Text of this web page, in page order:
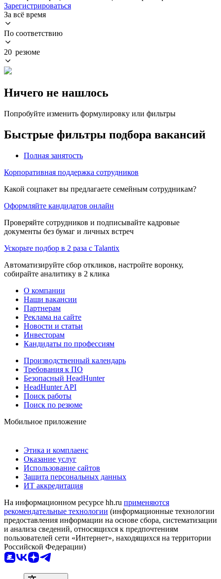
Зарегистрироваться
За всё время
По соответствию
20 резюме
Ничего не нашлось
Попробуйте изменить формулировку или фильтры
Быстрые фильтры подбора вакансий
Полная занятость
Корпоративная поддержка сотрудников
Какой соцпакет вы предлагаете семейным сотрудникам?
Оформляйте кандидатов онлайн
Проверяйте сотрудников и подписывайте кадровые
документы без бумаг и личных встреч
Ускорьте подбор в 2 раза с Talantix
Автоматизируйте сбор откликов, настройте воронку,
собирайте аналитику в 2 клика
О компании
Наши вакансии
Партнерам
Реклама на сайте
Новости и статьи
Инвесторам
Кандидаты по профессиям
Производственный календарь
Требования к ПО
Безопасный HeadHunter
HeadHunter API
Поиск работы
Поиск по резюме
Мобильное приложение
Этика и комплаенс
Оказание услуг
Использование сайтов
Защита персональных данных
ИТ аккредитация
На информационном ресурсе hh.ru применяются
рекомендательные технологии (информационные технологии
предоставления информации на основе сбора, систематизации
и анализа сведений, относящихся к предпочтениям
пользователей сети «Интернет», находящихся на территории
Российской Федерации)